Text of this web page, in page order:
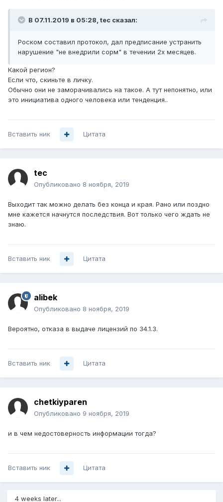
В 07.11.2019 в 05:28, tec сказал:
Роском составил протокол, дал предписание устранить
нарушение "не внедрили сорм" в течении 2х месяцев.
Какой регион?
Если что, скиньте в личку.
Обычно они не заморачивались на такое. А тут непонятно, или
это инициатива одного человека или тенденция..
Вставить ник Цитата
tec
Опубликовано 8 ноября, 2019
Выходит так можно делать без конца и края. Рано или поздно
мне кажется начнутся последствия. Вот только чего ждать не
знаю.
Вставить ник Цитата
alibek
Опубликовано 8 ноября, 2019
Вероятно, отказа в выдаче лицензий по 34.1.3.
Вставить ник Цитата
chetkiyparen
Опубликовано 9 ноября, 2019
и в чем недостоверность информации тогда?
Вставить ник Цитата
4 weeks later...